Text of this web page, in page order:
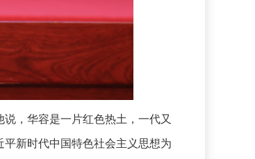
，华容是一片红色热土，一代又
新时代中国特色社会主义思想为